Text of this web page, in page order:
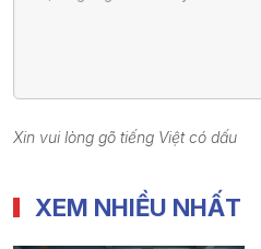
Xin vui lòng gõ tiếng Việt có dấu
XEM NHIỀU NHẤT